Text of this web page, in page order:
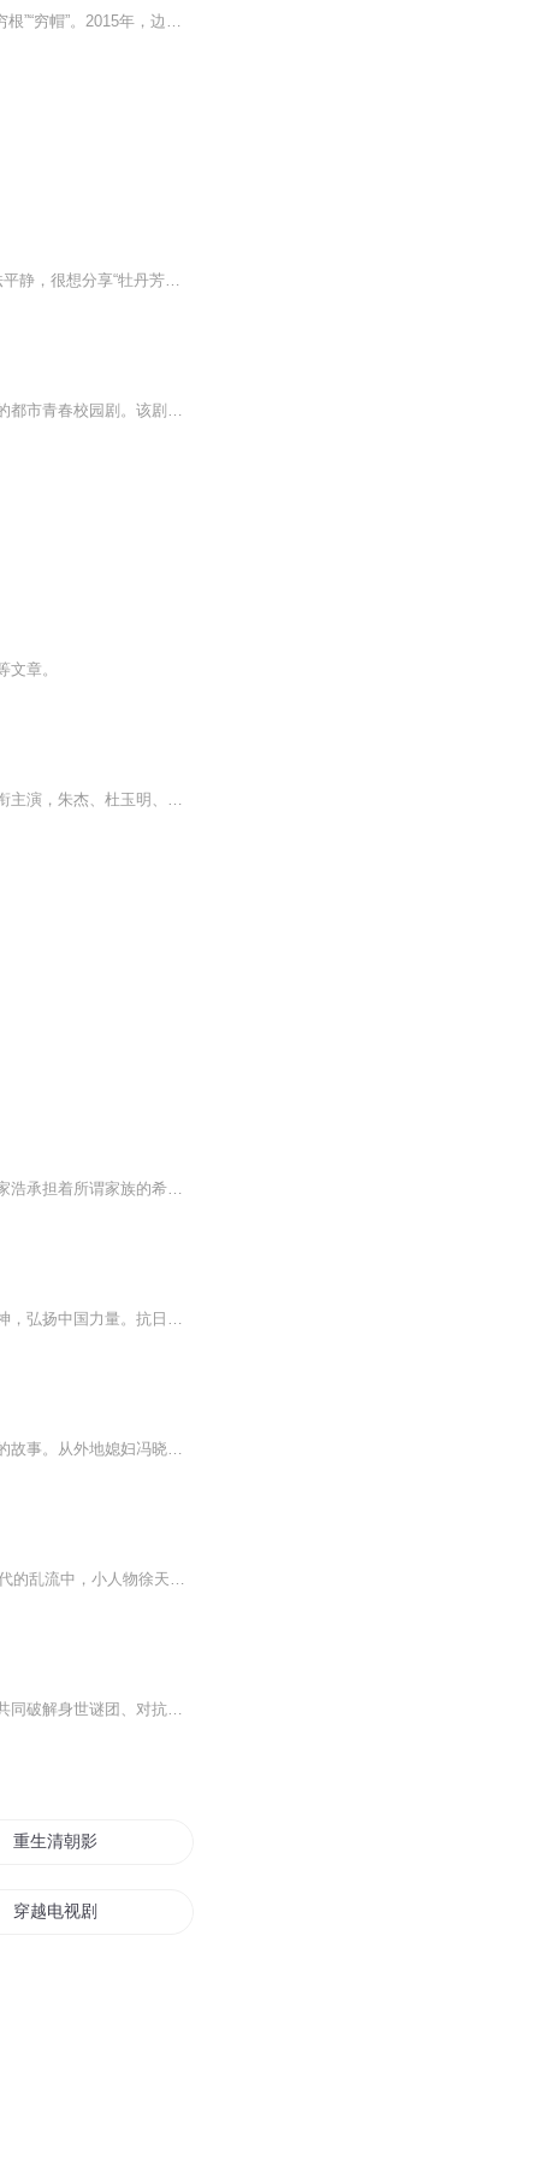
碗米溪村人均耕地不足6分，没有其他资源可利用，加之交通困难，几百年来始终没有去掉“穷根”“穷帽”。2015年，边城县石溪镇副镇长，会说苗语、土家话的优秀青年干部濮泉生的到来逐步改变了碗米溪村的状况。在党的领导下，濮泉生用好“精准扶贫”政策，从...
大家好，我是一名入了《陈情》坑中爬不出来的小女子，4刷了《陈情》心中那份情感仍无法平静，很想分享“牡丹芳主”的几篇文章，问我为什么不是我的文章？嘤嘤嘤……因为她有才，我沒有～～本人并非专业，此次录音只为寄托对《陈情令》的思念之情。
《暗恋橘生淮南》电视剧是由李木戈执导，胡一天、胡冰卿领衔主演，张逸杰、刘美含主演的都市青春校园剧。该剧根据八月长安的同名小说改编，讲述了洛枳与盛淮南长达十五年从暗恋到相恋的青春成长故事。洛枳与盛淮南儿时曾在婚礼上见过并一起玩耍，因家庭变...
章。
《雪豹》是由浙江华策影视股份有限公司出品发行，陈皓威、杜玉明执导，文章、陶飞霏领衔主演，朱杰、杜玉明、耿长军、潘泰名、刘立伟、李卓霖、一真、张若昀、乔鹏樾联合主演，王奎荣、于震、吴秀波、何政军、侯天来、王珂、黄俊鹏友情出演的抗战题材电视...
岭南西樵村，曾经人丁兴旺的何家，如今却只剩下何家浩这一个独子。乖巧、内向的学霸何家浩承担着所谓家族的希望，然而他的内心却一直藏有一个秘密，八年后，一个让他一直心怀愧疚想要弥补的人，终于又出现在了西樵村..
长沙会战之前，一段险象环生却不失热血信仰，致敬无名英雄的谍战传奇，旨在传递中国精神，弘扬中国力量。抗日战争时期，爱国青年云弘深与闻夜鸣在善恶交织的疑云迷雾下，局中设局、步步为营，在国恨面前放下家仇，将自己设为死棋，挖出潜伏在国军内部的日...
主要展现了以冯晓琴和顾清俞这一对姑嫂为代表的上海市民们，在生活泥沼中孜孜不倦努力的故事。从外地媳妇冯晓琴大着肚子嫁到顾家算起，已经有十年了，而大姑姐顾清俞却一直提防着这个把“改变命运”写在脸上的女人。冯晓琴督促老公顾磊向双胞胎姐姐顾清俞...
1937年，日本帝国主义悍然发动侵华战争，中华民族从此进入了生死存亡的关键时期。在时代的乱流中，小人物徐天的命运不由自主地发生翻天覆地的改变。徐天原本是一个有色盲缺陷的普通小会计，谁知竟意外卷入了地下党和日寇的火并厮杀中。地下党人为理想捐弃生命的崇高品德感染了徐天，于是他利用自己机敏的头脑协助爱国者运送重要物资。在此期间，他结识了铁林、金爷等有着复杂背景的人，更邂逅了恍若仙姝的美丽女子田丹。晦暗乱世下上海滩的传奇，徐天不仅见证，还将参与历史变革的重要时刻……
该剧讲述了靖安王府世子萧无衣，与被迫嫁入靖安王府成为其世子侧妃的太傅之女谢嘉鱼在共同破解身世谜团、对抗朝堂阴谋的过程中，从契约夫妻逐渐发展为生死相守的知己的故事该剧讲述了靖安王府世子萧无衣，与被迫嫁入靖安王府成为其世子侧妃的太傅之女谢嘉...
重生清朝影视剧
穿越电视剧之不死不休